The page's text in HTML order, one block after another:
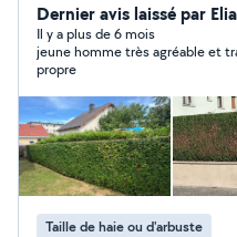
chez vous. Je suis
tontes débroussaillages
terrasse.Sérieux et motivé
attentes J'attend donc
Dernier avis laissé par
Il y a plus de 6 mois
jeune homme très agréable et
propre
Taille de haie ou d'arbuste